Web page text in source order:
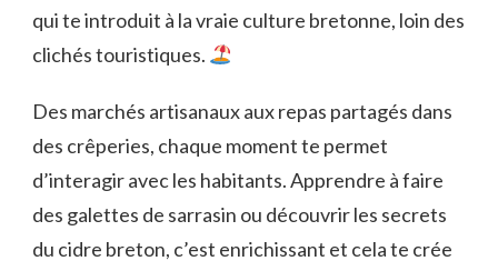
qui te introduit à la vraie culture bretonne, loin des
clichés touristiques.
Des marchés artisanaux aux repas partagés dans
des crêperies, chaque moment te permet
d’interagir avec les habitants. Apprendre à faire
des galettes de sarrasin ou découvrir les secrets
du cidre breton, c’est enrichissant et cela te crée